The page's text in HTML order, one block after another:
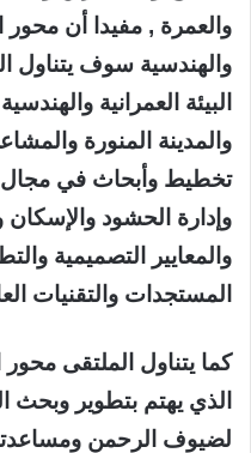
والعمرة , مفيدا أن محور
والهندسية سوف يتناول
البيئة العمرانية
والمدينة المنورة
تخطيط وأبحاث في مجال
وإدارة الحشود والإسكان
والمعايير التصميمية
المستجدات والتقنيات
كما يتناول الملتقى محور
الذي يهتم بتطوير وبحث
لضيوف الرحمن